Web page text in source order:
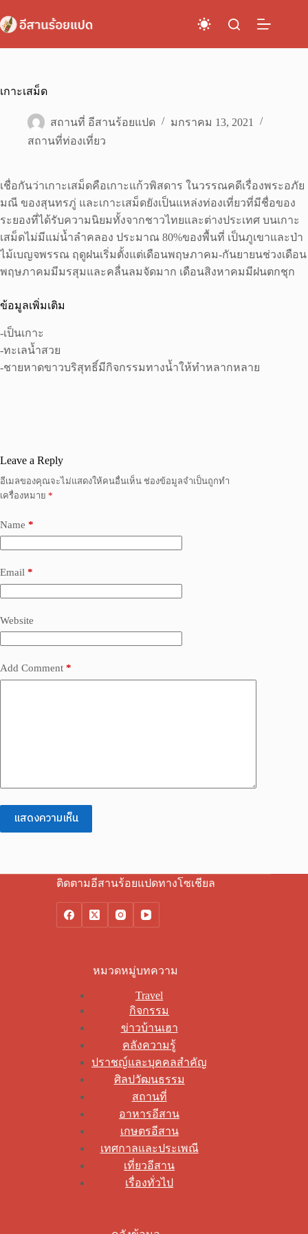
to
content
เกาะเสม็ด
สถานที่ อีสานร้อยแปด
มกราคม 13, 2021
สถานที่ท่องเที่ยว
เชื่อกันว่าเกาะเสม็ดคือเกาะแก้วพิสดาร ในวรรณคดีเรื่องพระอภัย
มณี ของสุนทรภู่ และเกาะเสม็ดยังเป็นแหล่งท่องเที่ยวที่มีชื่อของ
ระยองที่ได้รับความนิยมทั้งจากชาวไทยและต่างประเทศ บนเกาะ
เสม็ดไม่มีแม่น้ำลำคลอง ประมาณ 80%ของพื้นที่ เป็นภูเขาและป่า
ไม้เบญจพรรณ ฤดูฝนเริ่มตั้งแต่เดือนพฤษภาคม-กันยายนช่วงเดือน
พฤษภาคมมีมรสุมและคลื่นลมจัดมาก เดือนสิงหาคมมีฝนตกชุก
ข้อมูลเพิ่มเติม
-เป็นเกาะ
-ทะเลน้ำสวย
-ชายหาดขาวบริสุทธิ์มีกิจกรรมทางน้ำให้ทำหลากหลาย
Leave a Reply
อีเมลของคุณจะไม่แสดงให้คนอื่นเห็น ช่องข้อมูลจำเป็นถูกทำ
เครื่องหมาย *
Name *
Email *
Website
Add Comment *
แสดงความเห็น
ติดตามอีสานร้อยแปดทางโซเชียล
หมวดหมู่บทความ
Travel
กิจกรรม
ข่าวบ้านเฮา
คลังความรู้
ปราชญ์และบุคคลสำคัญ
ศิลปวัฒนธรรม
สถานที่
อาหารอีสาน
เกษตรอีสาน
เทศกาลและประเพณี
เที่ยวอีสาน
เรื่องทั่วไป